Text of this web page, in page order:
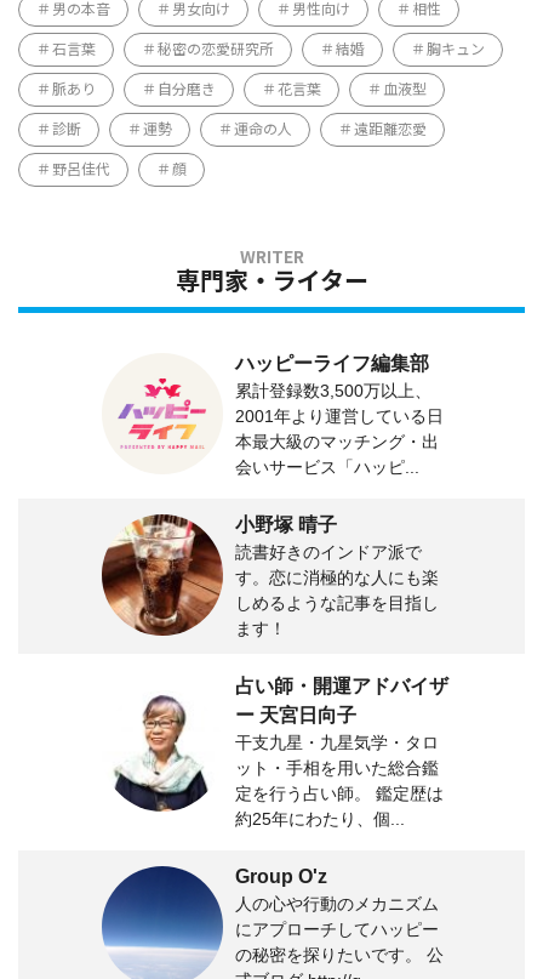
男の本音 男女向け 男性向け 相性
石言葉 秘密の恋愛研究所 結婚 胸キュン
脈あり 自分磨き 花言葉 血液型
診断 運勢 運命の人 遠距離恋愛
野呂佳代 顔
専門家・ライター
ハッピーライフ編集部
累計登録数3,500万以上、
2001年より運営している日
本最大級のマッチング・出
会いサービス「ハッピ...
小野塚 晴子
読書好きのインドア派で
す。恋に消極的な人にも楽
しめるような記事を目指し
ます！
占い師・開運アドバイザ
ー 天宮日向子
干支九星・九星気学・タロ
ット・手相を用いた総合鑑
定を行う占い師。 鑑定歴は
約25年にわたり、個...
Group O'z
人の心や行動のメカニズム
にアプローチしてハッピー
の秘密を探りたいです。 公